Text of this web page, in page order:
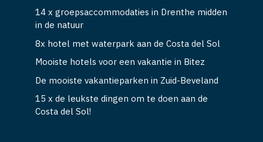
14 x groepsaccommodaties in Drenthe midden
in de natuur
8x hotel met waterpark aan de Costa del Sol
Mooiste hotels voor een vakantie in Bitez
De mooiste vakantieparken in Zuid-Beveland
15 x de leukste dingen om te doen aan de
Costa del Sol!